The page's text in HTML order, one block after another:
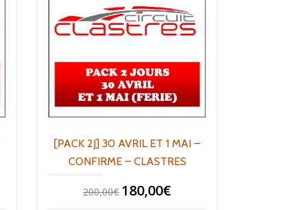
[PACK 2J] 30 AVRIL ET 1 MAI –
CONFIRME – CLASTRES
200,00€ 180,00€